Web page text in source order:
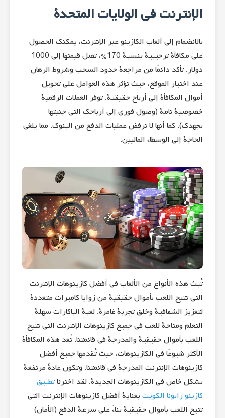
الإنترنت في الولايات المتحدة
بالانضمام إلى ألعاب الكازينو عبر الإنترنت، يمكنك الحصول
على مكافأة ترحيبية بنسبة 170%، تصل قيمتها إلى 1000
دولار. تأكد دائمًا من مراجعة حدود السحب وشروط الرهان
عند اختيار الموقع، حيث تؤثر هذه العوامل على تحويل
أموال المكافأة إلى أرباح حقيقية. توفر العملات الرقمية
خصوصية تامة (وصول فوري إلى أرباحك التي جنيتها
بجهدك)، كما أنها لا ترفض عمليات الدفع من البنوك، مما يلغي
الحاجة إلى الوسطاء الماليين.
تُبث هذه الأنواع من الألعاب في أفضل كازينوهات الإنترنت
التي تتيح اللعب بأموال حقيقية من زوايا كاميرات متعددة
لتعزيز الشفافية وخلق تجربة غامرة. لعبة الباكارات سهلة
التعلم ومتاحة للعب في جميع كازينوهات الإنترنت التي تتيح
اللعب بأموال حقيقية والمدرجة في قائمتنا. تُعد هذه المكافأة
الأكثر شيوعًا في الكازينوهات، حيث تُقدمها جميع أفضل
كازينوهات الإنترنت المدرجة في قائمتنا، وتكون عادةً مرتفعة
بشكل خاص في الكازينوهات الجديدة. لقد اخترناتطبيق
كازينو رابونا الكويت بعناية أفضل كازينوهات الإنترنت التي
تتيح اللعب بأموال حقيقية بناءً على سرعة الدفع (الأمان)